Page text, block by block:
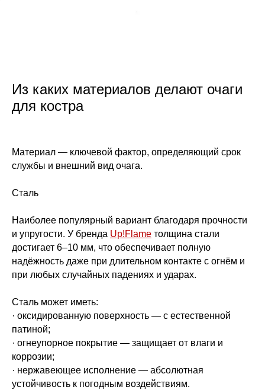
Из каких материалов делают очаги
для костра
Материал — ключевой фактор, определяющий срок
службы и внешний вид очага.
Сталь
Наиболее популярный вариант благодаря прочности
и упругости. У бренда Up!Flame толщина стали
достигает 6–10 мм, что обеспечивает полную
надёжность даже при длительном контакте с огнём и
при любых случайных падениях и ударах.
Сталь может иметь:
· оксидированную поверхность — с естественной
патиной;
· огнеупорное покрытие — защищает от влаги и
коррозии;
· нержавеющее исполнение — абсолютная
устойчивость к погодным воздействиям.